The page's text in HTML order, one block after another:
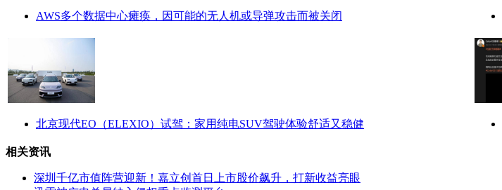
AWS多个数据中心瘫痪，因可能的无人机或导弹攻击而被关闭
北京现代EO（ELEXIO）试驾：家用纯电SUV驾驶体验舒适又稳健
相关资讯
深圳千亿市值阵营迎新！嘉立创首日上市股价飙升，打新收益亮眼